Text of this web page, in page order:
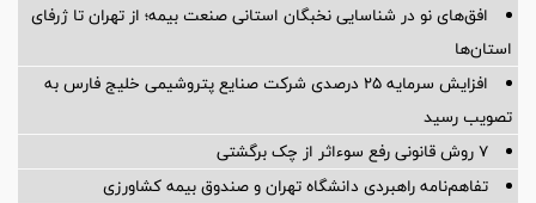
افق‌های نو در شناسایی نخبگان استانی صنعت بیمه؛ از تهران تا ژرفای
استان‌ها
افزایش سرمایه ۲۵ درصدی شرکت صنایع پتروشیمی خلیج فارس به
تصویب رسید
۷ روش قانونی رفع سوء‌اثر از چک برگشتی
تفاهم‌نامه راهبردی دانشگاه تهران و صندوق بیمه كشاورزی